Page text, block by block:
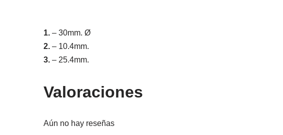
1. – 30mm. Ø
2. – 10.4mm.
3. – 25.4mm.
Valoraciones
Aún no hay reseñas